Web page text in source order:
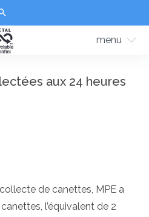
menu
aux 24 heures
de canettes, MPE a
l’équivalent de 2